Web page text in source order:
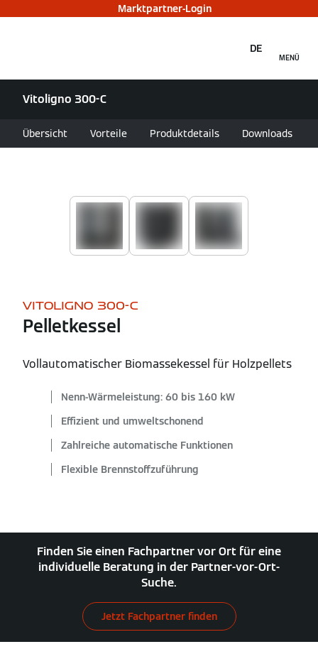
Marktpartner-Login
MENÜ
DE
Vitoligno 300-C
Übersicht Vorteile Produktdetails Downloads
VITOLIGNO 300-C
Pelletkessel
Vollautomatischer Biomassekessel für Holzpellets
Nenn-Wärmeleistung: 60 bis 160 kW
Effizient und umweltschonend
Zahlreiche automatische Funktionen
Flexible Brennstoffzuführung
Finden Sie einen Fachpartner vor Ort für eine
individuelle Beratung in der Partner-vor-Ort-
Suche.
Jetzt Fachpartner finden